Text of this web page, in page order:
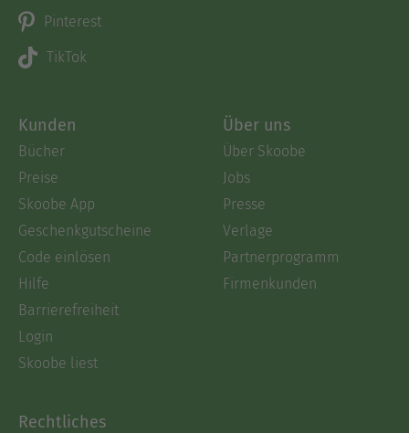
Pinterest
TikTok
Kunden
Bücher
Preise
Skoobe App
Geschenkgutscheine
Code einlösen
Hilfe
Barrierefreiheit
Login
Skoobe liest
Über uns
Über Skoobe
Jobs
Presse
Verlage
Partnerprogramm
Firmenkunden
Rechtliches